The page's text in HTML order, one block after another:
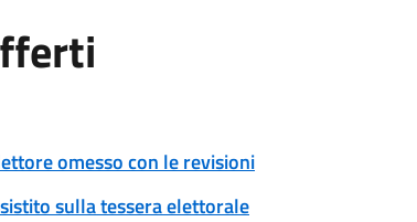
omesso con le revisioni
sulla tessera elettorale